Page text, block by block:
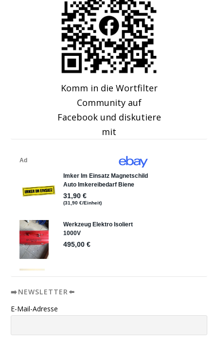
Komm in die Wortfilter
Community auf
Facebook und diskutiere
mit
➡️NEWSLETTER⬅️
E-Mail-Adresse